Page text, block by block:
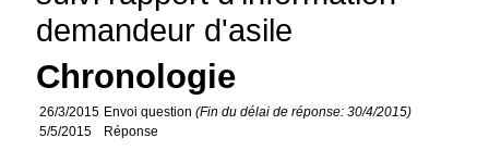
demandeur d'asile
Chronologie
26/3/2015 Envoi question(Fin du délai de réponse: 30/4/2015)
5/5/2015
Réponse